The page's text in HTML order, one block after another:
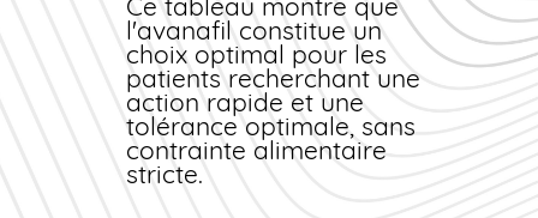
supérieure (moins de
troubles dyspeptiques).
Une interaction
minimale avec
l'alimentation.
Ce tableau montre que
l'avanafil constitue un
choix optimal pour les
patients recherchant une
action rapide et une
tolérance optimale, sans
contrainte alimentaire
stricte.